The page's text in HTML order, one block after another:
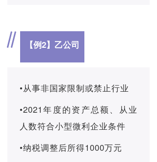
【例2】 乙公司
•从事非国家限制或禁止行业
•2021年度的资产总额、从业
人数符合小型微利企业条件
•纳税调整后所得1000万元